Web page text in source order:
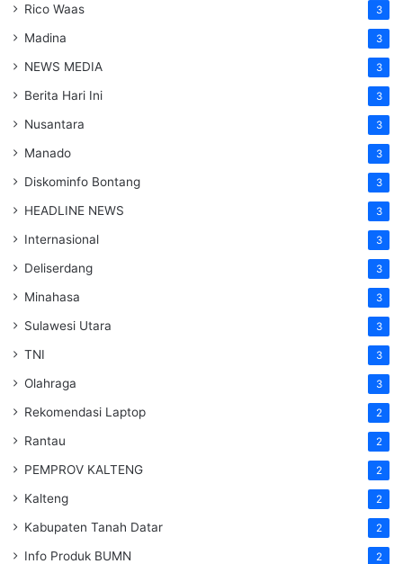
Rico Waas 3
Madina 3
NEWS MEDIA 3
Berita Hari Ini 3
Nusantara 3
Manado 3
Diskominfo Bontang 3
HEADLINE NEWS 3
Internasional 3
Deliserdang 3
Minahasa 3
Sulawesi Utara 3
TNI 3
Olahraga 3
Rekomendasi Laptop 2
Rantau 2
PEMPROV KALTENG 2
Kalteng 2
Kabupaten Tanah Datar 2
Info Produk BUMN 2